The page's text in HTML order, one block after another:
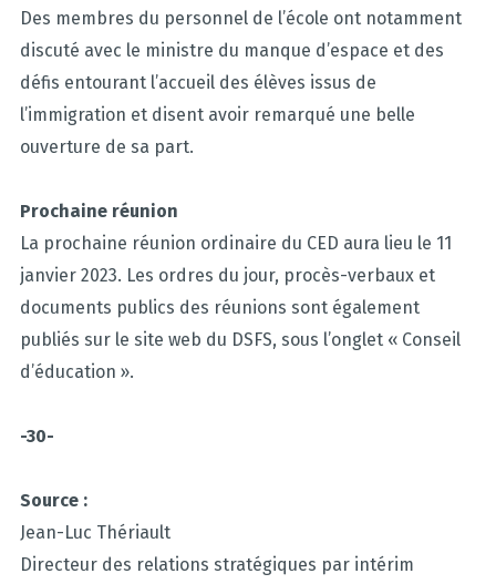
Des membres du personnel de l’école ont notamment
discuté avec le ministre du manque d’espace et des
défis entourant l’accueil des élèves issus de
l’immigration et disent avoir remarqué une belle
ouverture de sa part.
Prochaine réunion
La prochaine réunion ordinaire du CED aura lieu le 11
janvier 2023. Les ordres du jour, procès-verbaux et
documents publics des réunions sont également
publiés sur le site web du DSFS, sous l’onglet « Conseil
d’éducation ».
-30-
Source :
Jean-Luc Thériault
Directeur des relations stratégiques par intérim